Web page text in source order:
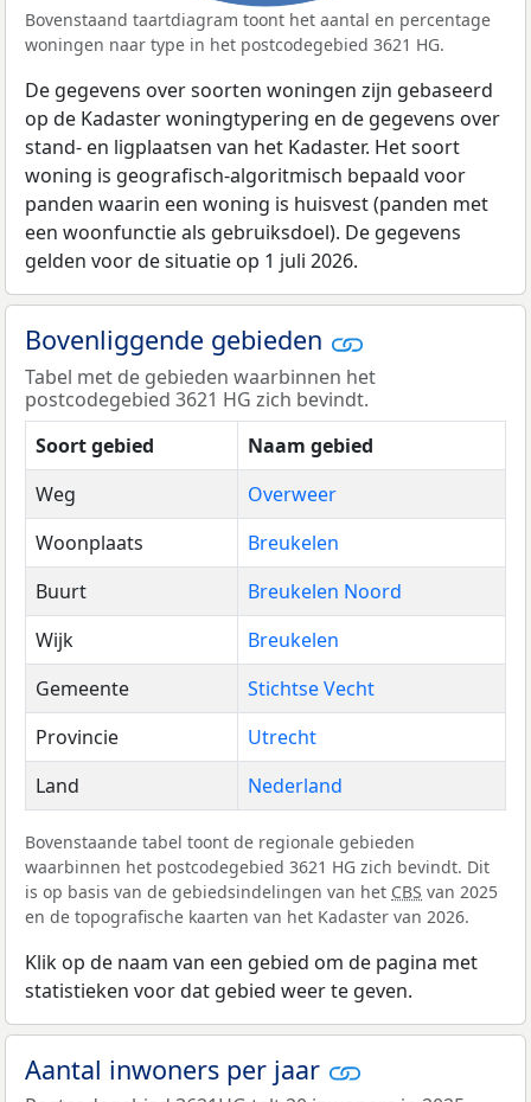
Bovenstaand taartdiagram toont het aantal en percentage
woningen naar type in het postcodegebied 3621 HG.
De gegevens over soorten woningen zijn gebaseerd
op de Kadaster woningtypering en de gegevens over
stand- en ligplaatsen van het Kadaster. Het soort
woning is geografisch-algoritmisch bepaald voor
panden waarin een woning is huisvest (panden met
een woonfunctie als gebruiksdoel). De gegevens
gelden voor de situatie op 1 juli 2026.
Bovenliggende gebieden
Tabel met de gebieden waarbinnen het
postcodegebied 3621 HG zich bevindt.
Soort gebied
Naam gebied
Weg
Overweer
Woonplaats
Breukelen
Buurt
Breukelen Noord
Wijk
Breukelen
Gemeente
Stichtse Vecht
Provincie
Utrecht
Land
Nederland
Bovenstaande tabel toont de regionale gebieden
waarbinnen het postcodegebied 3621 HG zich bevindt. Dit
is op basis van de gebiedsindelingen van het CBS van 2025
en de topografische kaarten van het Kadaster van 2026.
Klik op de naam van een gebied om de pagina met
statistieken voor dat gebied weer te geven.
Aantal inwoners per jaar